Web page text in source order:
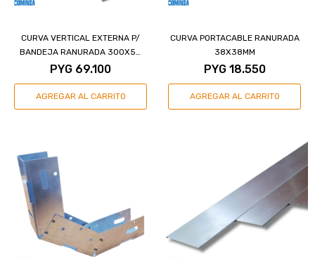
CURVA VERTICAL EXTERNA P/
BANDEJA RANURADA 300X50
MM
PYG 69.100
CURVA PORTACABLE RANURADA
38X38MM
PYG 18.550